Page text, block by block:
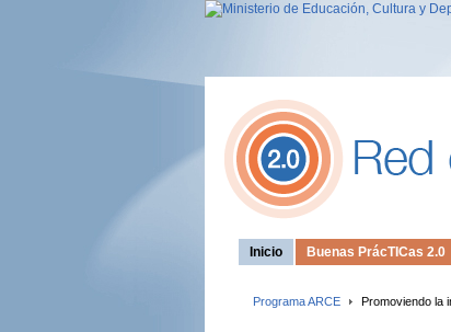
Inicio Buenas PrácTICas 2.0
Programa ARCE Promoviendo la